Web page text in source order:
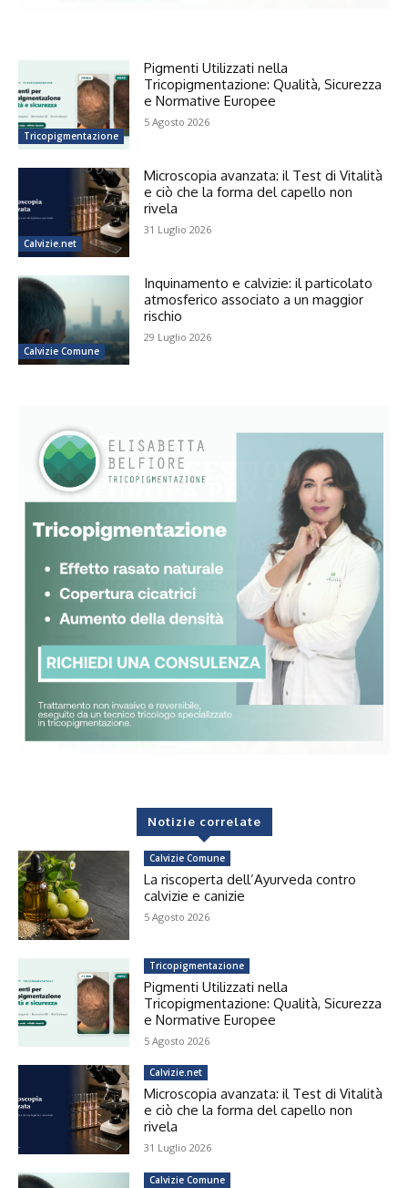
Tricopigmentazione
Pigmenti Utilizzati nella
Tricopigmentazione: Qualità, Sicurezza
e Normative Europee
5 Agosto 2026
Calvizie.net
Microscopia avanzata: il Test di Vitalità
e ciò che la forma del capello non
rivela
31 Luglio 2026
Calvizie Comune
Inquinamento e calvizie: il particolato
atmosferico associato a un maggior
rischio
29 Luglio 2026
Notizie correlate
Calvizie Comune
La riscoperta dell’Ayurveda contro
calvizie e canizie
5 Agosto 2026
Tricopigmentazione
Pigmenti Utilizzati nella
Tricopigmentazione: Qualità, Sicurezza
e Normative Europee
5 Agosto 2026
Calvizie.net
Microscopia avanzata: il Test di Vitalità
e ciò che la forma del capello non
rivela
31 Luglio 2026
Calvizie Comune